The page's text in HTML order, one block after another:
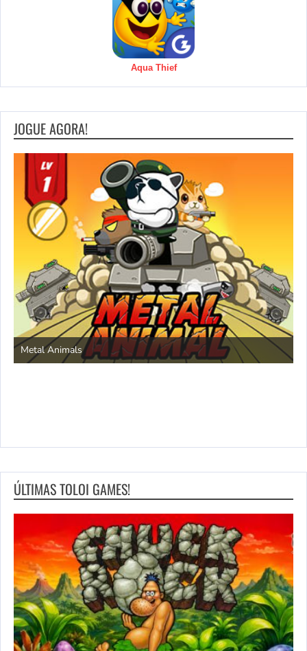
Aqua Thief
JOGUE AGORA!
Metal Animals
ÚLTIMAS TOLOI GAMES!